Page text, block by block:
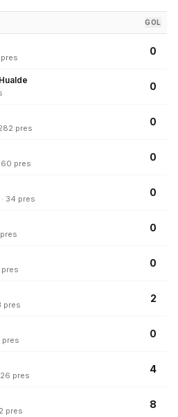
GOL
pres
0
0
282 pres
0
60 pres
0
· 34 pres
0
pres
0
pres
0
pres
2
pres
0
26 pres
4
pres
8